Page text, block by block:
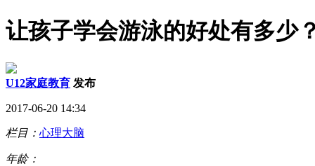
让孩子学会游泳的好处有多少
U12家庭教育 发布
2017-06-20 14:34
栏目： 心理大脑
年龄：